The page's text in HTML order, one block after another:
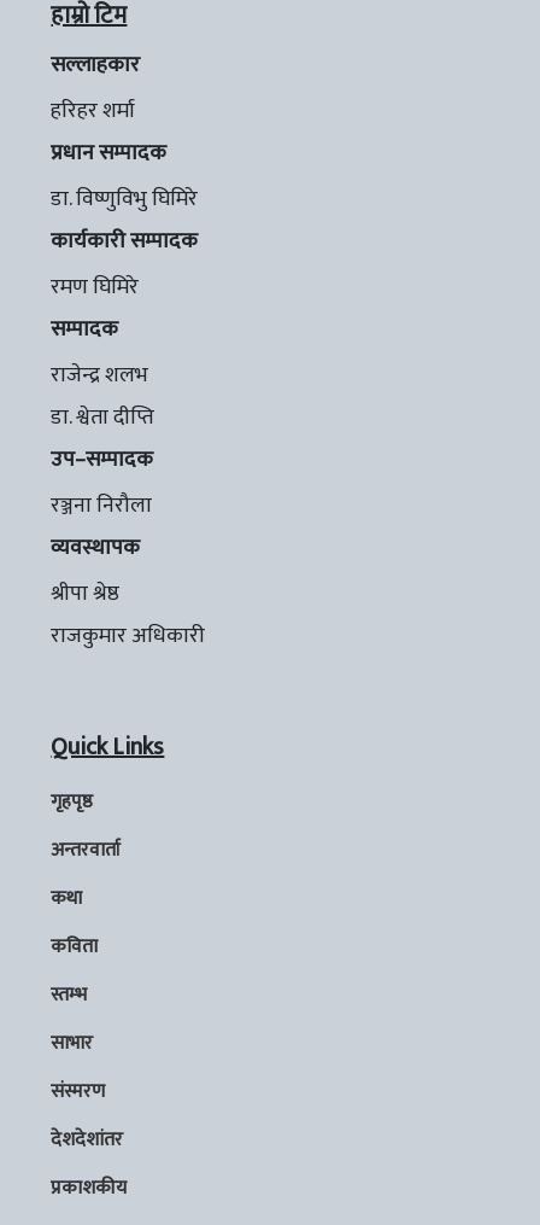
हाम्रो टिम
सल्लाहकार
हरिहर शर्मा
प्रधान सम्पादक
डा. विष्णुविभु घिमिरे
कार्यकारी सम्पादक
रमण घिमिरे
सम्पादक
राजेन्द्र शलभ
डा. श्वेता दीप्ति
उप–सम्पादक
रञ्जना निरौला
व्यवस्थापक
श्रीपा श्रेष्ठ
राजकुमार अधिकारी
Quick Links
गृहपृष्ठ
अन्तरवार्ता
कथा
कविता
स्तम्भ
साभार
संस्मरण
देशदेशांतर
प्रकाशकीय